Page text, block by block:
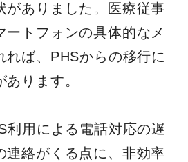
がありました。医療従事
ートフォンの具体的なメ
れば、PHSからの移行に
ります。
利用による電話対応の遅
連絡がくる点に、非効率